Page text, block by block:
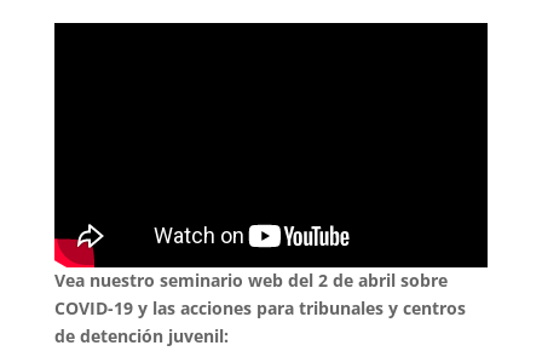
Vea nuestro seminario web del 2 de abril sobre
COVID-19 y las acciones para tribunales y centros
de detención juvenil: